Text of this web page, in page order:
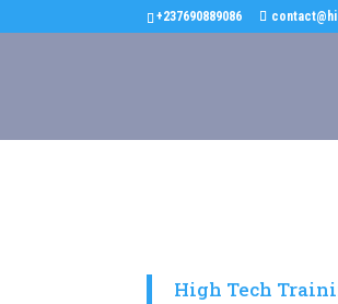
+237690889086
High Tech